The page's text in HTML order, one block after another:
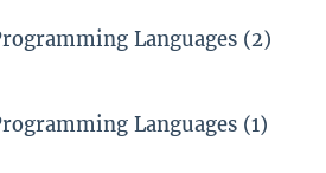
Languages (2)
Languages (1)